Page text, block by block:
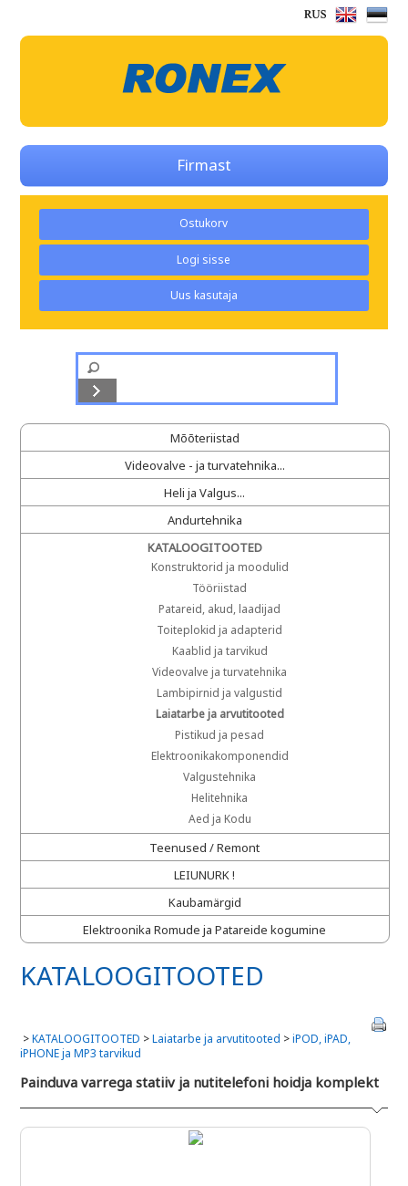
Firmast
Ostukorv
Logi sisse
Uus kasutaja
Mõõteriistad
Videovalve - ja turvatehnika...
Heli ja Valgus...
Andurtehnika
KATALOOGITOOTED
Konstruktorid ja moodulid
Tööriistad
Patareid, akud, laadijad
Toiteplokid ja adapterid
Kaablid ja tarvikud
Videovalve ja turvatehnika
Lambipirnid ja valgustid
Laiatarbe ja arvutitooted
Pistikud ja pesad
Elektroonikakomponendid
Valgustehnika
Helitehnika
Aed ja Kodu
Teenused / Remont
LEIUNURK !
Kaubamärgid
Elektroonika Romude ja Patareide kogumine
KATALOOGITOOTED
>KATALOOGITOOTED >Laiatarbe ja arvutitooted >iPOD, iPAD,
iPHONE ja MP3 tarvikud
Painduva varrega statiiv ja nutitelefoni hoidja komplekt